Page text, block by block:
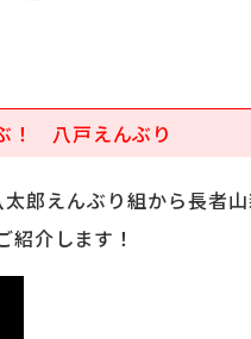
！ 八戸えんぶり
郎えんぶり組から長者
介します！